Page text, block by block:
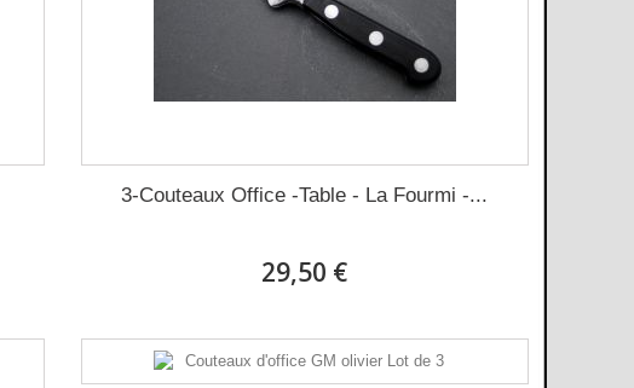
3-Couteaux Office -Table - La Fourmi -...
29,50 €